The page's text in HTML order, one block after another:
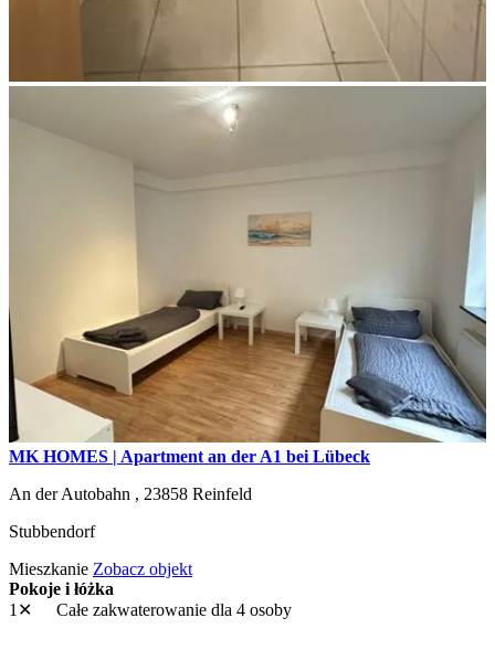
MK HOMES | Apartment an der A1 bei Lübeck
An der Autobahn , 23858 Reinfeld
Stubbendorf
Mieszkanie Zobacz objekt
Pokoje i łóżka
1✕
Całe zakwaterowanie dla 4 osoby